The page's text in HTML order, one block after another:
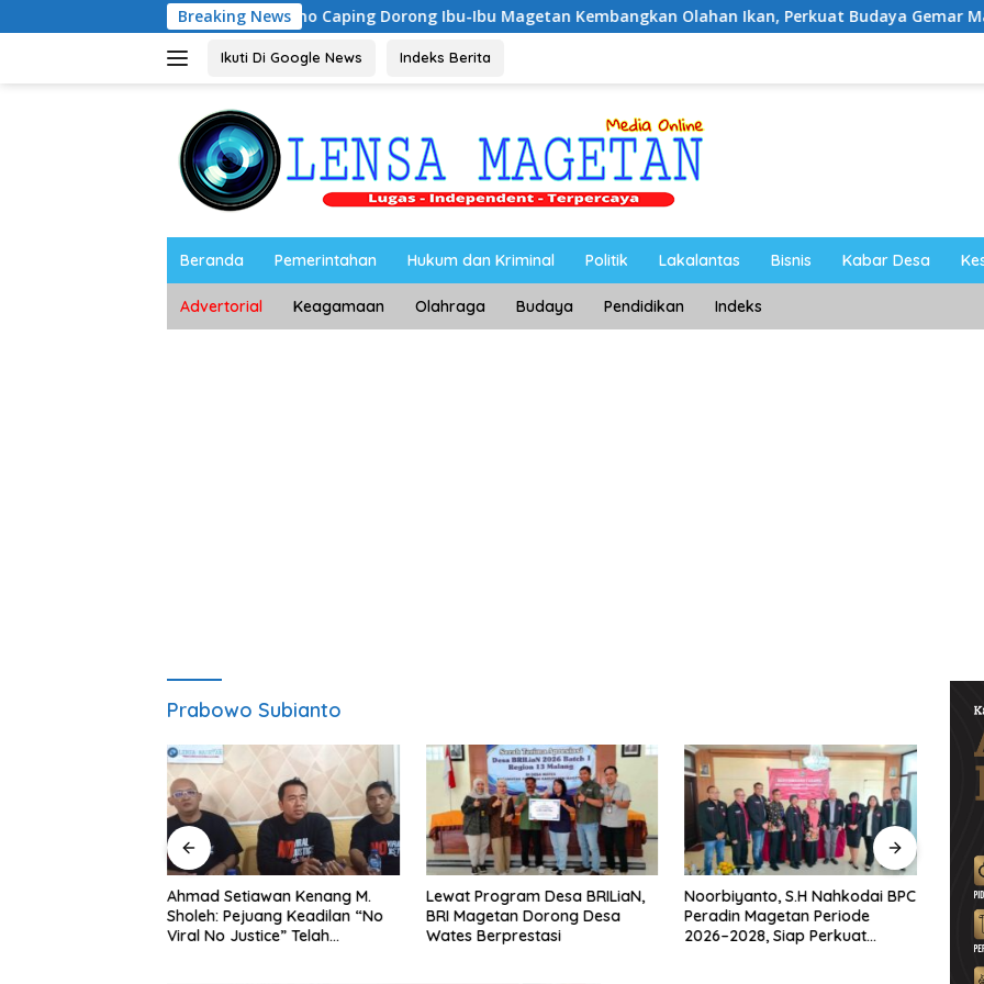
ke
Breaking News
Riyono Caping Dorong Ibu-Ibu Magetan Kembangkan Olahan Ikan, Perkuat Budaya Gemar Makan Ikan
Ikuti Di Google News Indeks Berita
Beranda Pemerintahan Hukum dan Kriminal Politik Lakalantas Bisnis Kabar Desa
Advertorial Keagamaan Olahraga Budaya Pendidikan Indeks
Prabowo Subianto
Ahmad Setiawan Kenang M.
Sholeh: Pejuang Keadilan “No
Viral No Justice” Telah
Lewat Program Desa BRILiaN,
BRI Magetan Dorong Desa
Wates Berprestasi
Noorbiyanto, S.H Nahkodai BPC
Peradin Magetan Periode
2026–2028, Siap Perkuat
di